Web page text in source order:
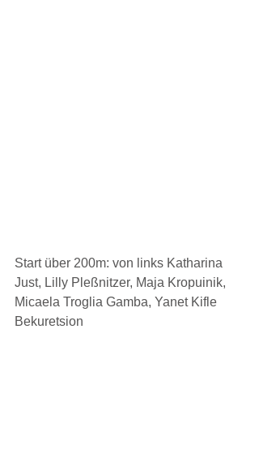
Start über 200m: von links Katharina
Just, Lilly Pleßnitzer, Maja Kropuinik,
Micaela Troglia Gamba, Yanet Kifle
Bekuretsion